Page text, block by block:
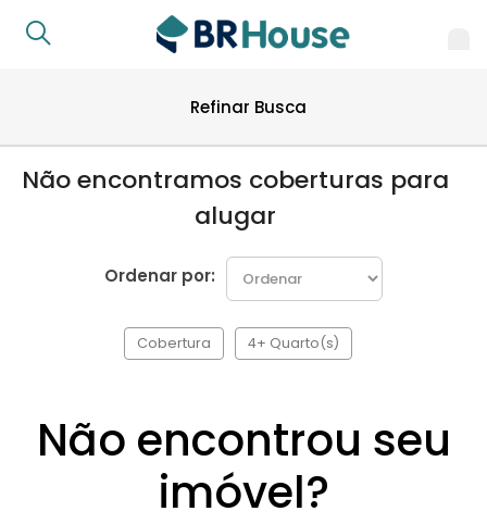
Refinar Busca
Não encontramos coberturas para
alugar
Ordenar por:
Cobertura 4+ Quarto(s)
Não encontrou seu
imóvel?